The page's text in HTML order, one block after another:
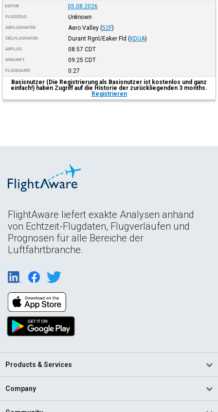
DATUM 05.08.2026
FLUGZEUG Unknown
ABFLUGHAFEN Aero Valley (52F)
ZIELFLUGHAFEN Durant Rgnl/Eaker Fld (KDUA)
ABFLUG 08:57 CDT
ANKUNFT 09:25 CDT
FLUGDAUER
0:27
Basisnutzer (Die Registrierung als Basisnutzer ist kostenlos und ganz
einfach!) haben Zugriff auf die Historie der zurückliegenden 3 months.
Registrieren
FlightAware liefert exakte Analysen anhand
von Echtzeit-Flugdaten, Flugverläufen und
Prognosen für alle Bereiche der
Luftfahrtbranche.
Products & Services
Company